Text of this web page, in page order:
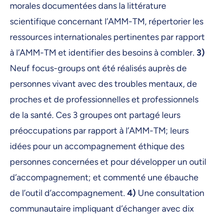
morales documentées dans la littérature
scientifique concernant l’AMM-TM, répertorier les
ressources internationales pertinentes par rapport
à l’AMM-TM et identifier des besoins à combler. 3)
Neuf focus-groups ont été réalisés auprès de
personnes vivant avec des troubles mentaux, de
proches et de professionnelles et professionnels
de la santé. Ces 3 groupes ont partagé leurs
préoccupations par rapport à l’AMM-TM; leurs
idées pour un accompagnement éthique des
personnes concernées et pour développer un outil
d’accompagnement; et commenté une ébauche
de l’outil d’accompagnement. 4) Une consultation
communautaire impliquant d’échanger avec dix